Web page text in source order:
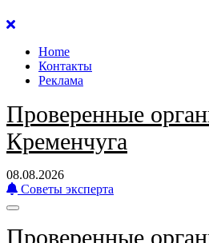
Перейти
содержанию
Home
Контакты
Реклама
Проверенные
Кременчуга
08.08.2026
Советы эксперта
Проверенные